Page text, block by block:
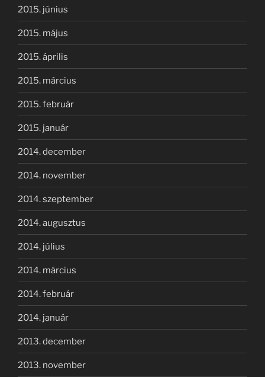
2015. június
2015. május
2015. április
2015. március
2015. február
2015. január
2014. december
2014. november
2014. szeptember
2014. augusztus
2014. július
2014. március
2014. február
2014. január
2013. december
2013. november